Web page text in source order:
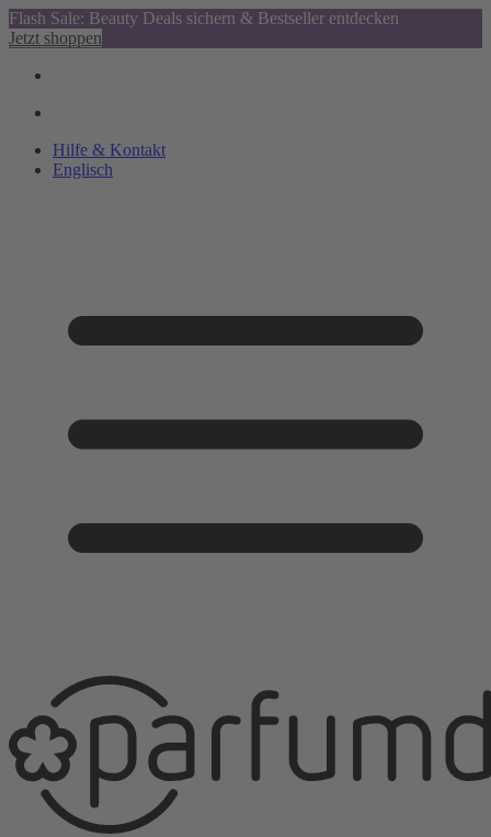
Flash Sale: Beauty Deals sichern & Bestseller entdecken
Jetzt shoppen
Hilfe & Kontakt
Englisch